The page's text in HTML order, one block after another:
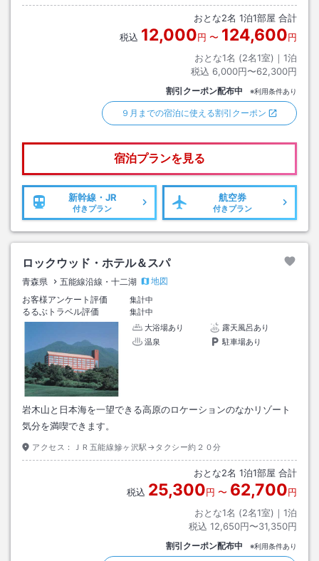
歩約１分
おとな2名 1泊1部屋 合計
税込 12,000円 〜 124,600円
おとな1名 (2名1室)｜ 1泊
税込 6,000円〜62,300円
割引クーポン配布中 ※利用条件あり
９月までの宿泊に使える割引クーポン
宿泊プランを見る
新幹線・JR
付きプラン
航空券
付きプラン
ロックウッド・ホテル＆スパ
青森県 五能線沿線・十二湖
地図
お客様アンケート評価
集計中
るるぶトラベル評価
集計中
大浴場あり
露天風呂あり
温泉
駐車場あり
岩木山と日本海を一望できる高原のロケーションのなかリゾート
気分を満喫できます。
アクセス： ＪＲ五能線鰺ヶ沢駅→タクシー約２０分
おとな2名 1泊1部屋 合計
税込 25,300円 〜 62,700円
おとな1名 (2名1室)｜ 1泊
税込 12,650円〜31,350円
割引クーポン配布中 ※利用条件あり